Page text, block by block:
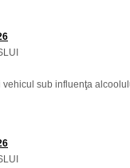
sub influenţa